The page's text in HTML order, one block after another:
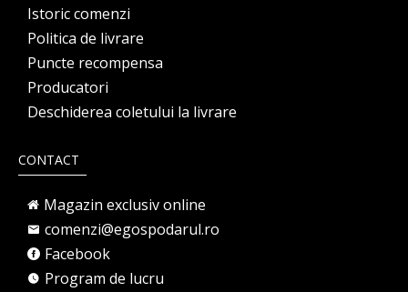
Istoric comenzi
Politica de livrare
Puncte recompensa
Producatori
Deschiderea coletului la livrare
CONTACT
Magazin exclusiv online
comenzi@egospodarul.ro
Facebook
Program de lucru